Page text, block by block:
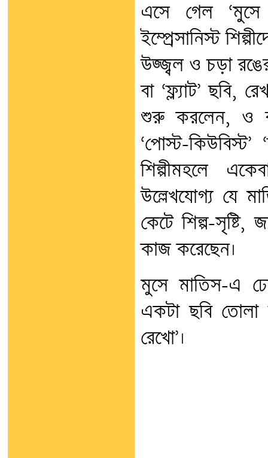
এসে গেল ‘মুসে
ইম্প্রেসানিস্ট
উজ্জ্বল ও চড়া রঙের
বা ‘ফ্ল্যাট’ ছবি,
শুরু করলেন, ও
‘পোস্ট-
শিল্পীমহলে
উল্লেখযোগ্য যে
কেটে শিল্প-সৃষ্টি,
কাজ করেছেন।
মুসে মাতিস-এ
একটা ছবি তোলা
রেখো’।